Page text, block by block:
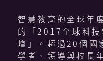
智慧教育的全球年
的「2017全球科
壇」。超過20個國
學者、領導與校長